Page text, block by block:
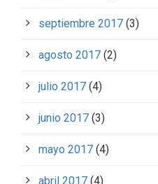
septiembre 2017 (3)
agosto 2017 (2)
julio 2017 (4)
junio 2017 (3)
mayo 2017 (4)
abril 2017 (4)